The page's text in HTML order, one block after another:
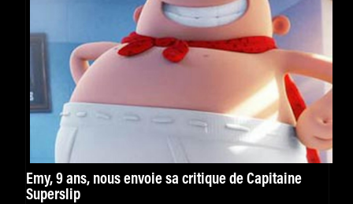
Emy, 9 ans, nous envoie sa critique de Capitaine
Superslip